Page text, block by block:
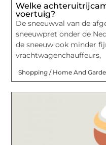
Welke
voertuig?
De sneeuwval van de
sneeuwpret onder de
de sneeuw ook minder
vrachtwagenchauffeurs,
Shopping / Home And